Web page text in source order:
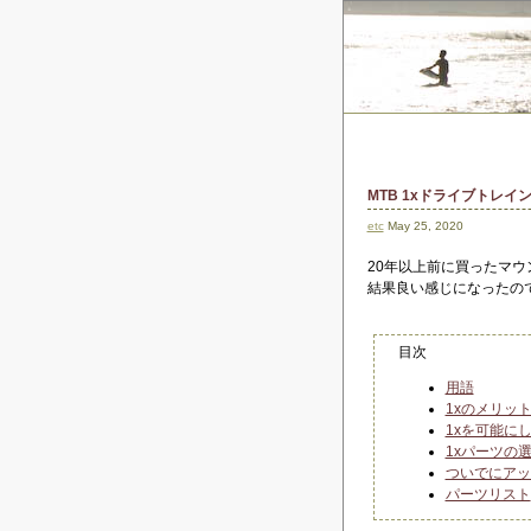
MTB 1xドライブトレイ
etcMay 25, 2020
20年以上前に買ったマ
結果良い感じになったの
目次
用語
1xのメリット
1xを可能に
1xパーツの
ついでにア
パーツリスト